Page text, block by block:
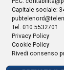
Capitale sociale:
Tel. 010 5532701
Privacy Policy
Cookie Policy
Rivedi consenso